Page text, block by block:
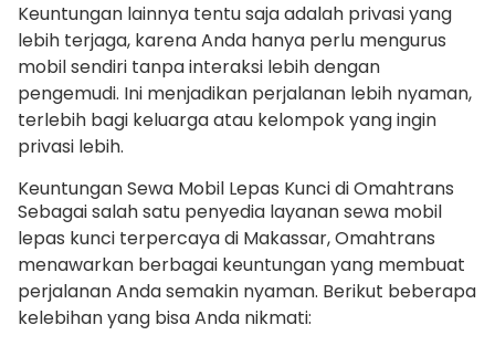
Keuntungan lainnya tentu saja adalah privasi yang
lebih terjaga, karena Anda hanya perlu mengurus
mobil sendiri tanpa interaksi lebih dengan
pengemudi. Ini menjadikan perjalanan lebih nyaman,
terlebih bagi keluarga atau kelompok yang ingin
privasi lebih.
Keuntungan Sewa Mobil Lepas Kunci di Omahtrans
Sebagai salah satu penyedia layanan sewa mobil
lepas kunci terpercaya di Makassar, Omahtrans
menawarkan berbagai keuntungan yang membuat
perjalanan Anda semakin nyaman. Berikut beberapa
kelebihan yang bisa Anda nikmati: